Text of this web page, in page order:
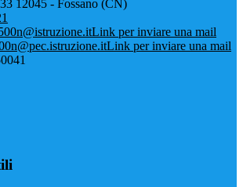
12045 - Fossano (CN)
Link per inviare una mail
Link per inviare una mail